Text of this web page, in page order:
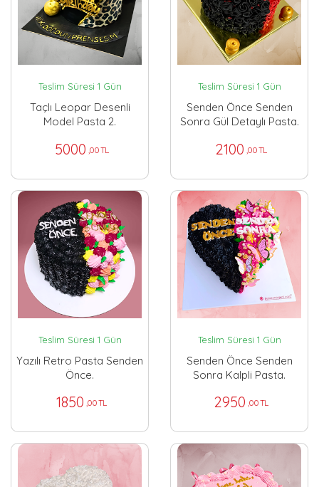
Teslim Süresi 1 Gün
Taçlı Leopar Desenli
Model Pasta 2.
5000 ,00 TL
Teslim Süresi 1 Gün
Senden Önce Senden
Sonra Gül Detaylı Pasta.
2100 ,00 TL
Teslim Süresi 1 Gün
Yazılı Retro Pasta Senden
Önce.
1850 ,00 TL
Teslim Süresi 1 Gün
Senden Önce Senden
Sonra Kalpli Pasta.
2950 ,00 TL